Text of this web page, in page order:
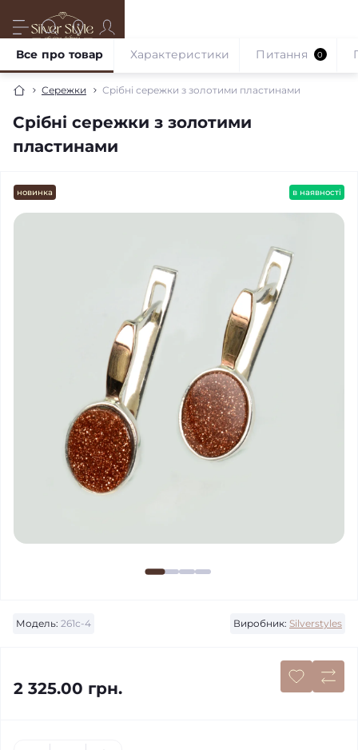
Сережки Срібні сережки з золотими пластинами
Срібні сережки з золотими
пластинами
Все про товар Характеристики Питання 0
новинка в наявності
Модель: 261с-4 Виробник: Silverstyles
2 325.00 грн.